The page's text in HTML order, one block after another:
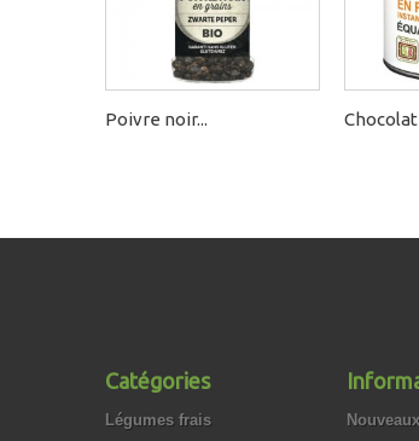
Poivre noir... Chocolat
Catégories
Légumes frais